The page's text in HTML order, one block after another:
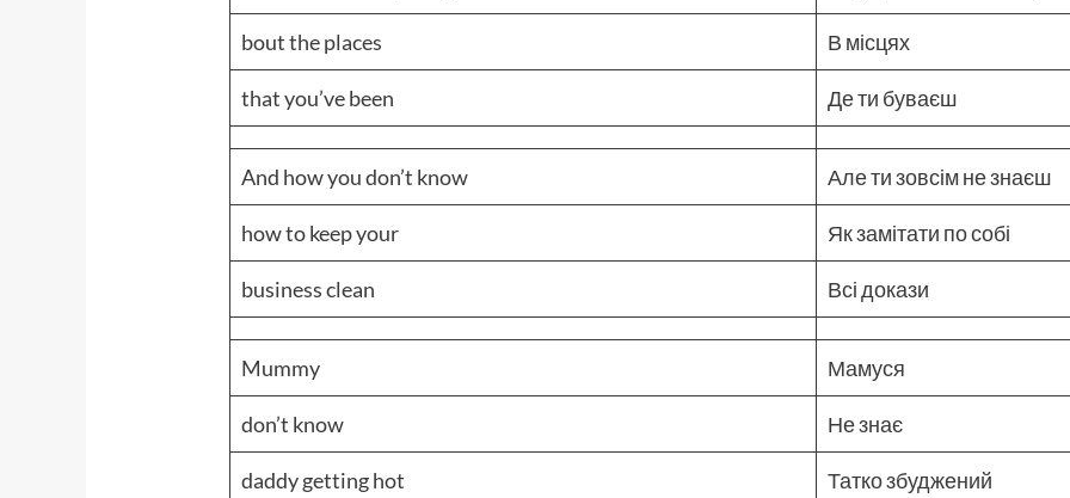
bout the places В місцях
that you’ve been Де ти буваєш
And how you don’t know Але ти зовсім не знаєш
how to keep your Як замітати по собі
business clean Всі докази
Mummy Мамуся
don’t know Не знає
daddy getting hot Татко збуджений